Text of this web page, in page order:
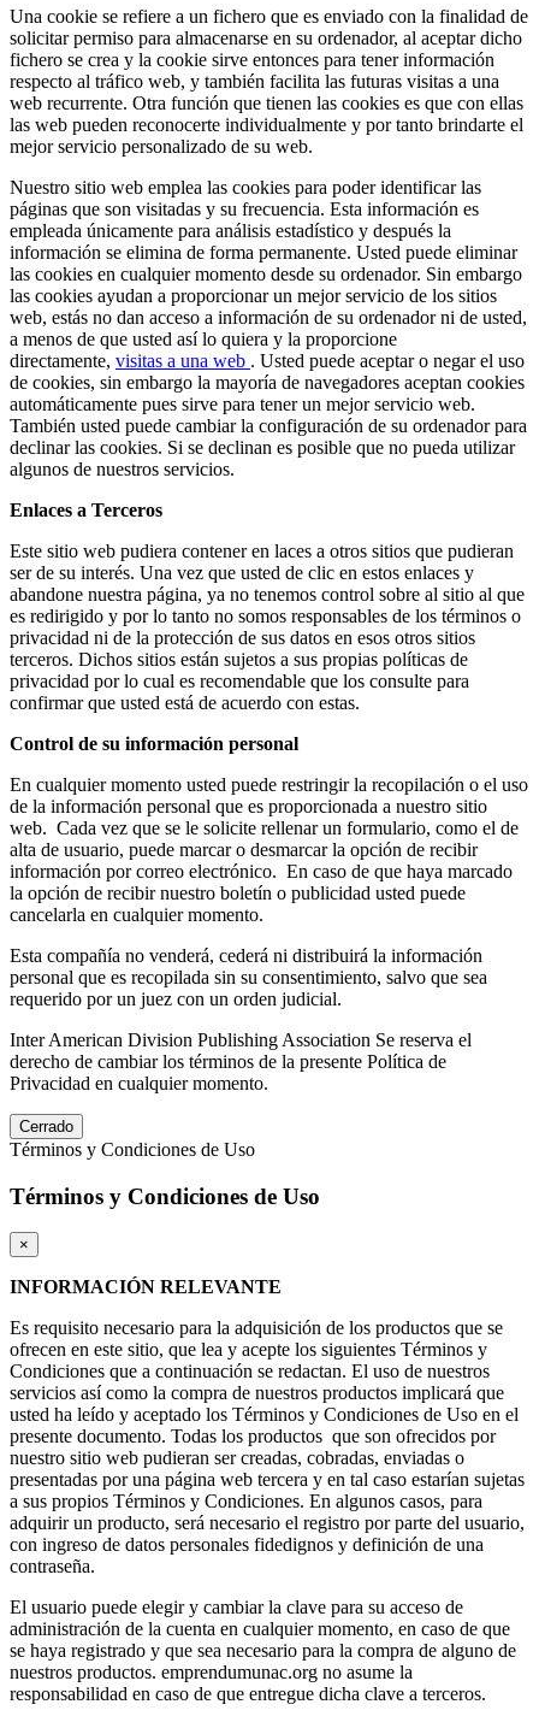
Una cookie se refiere a un fichero que es enviado con la finalidad de
solicitar permiso para almacenarse en su ordenador, al aceptar dicho
fichero se crea y la cookie sirve entonces para tener información
respecto al tráfico web, y también facilita las futuras visitas a una
web recurrente. Otra función que tienen las cookies es que con ellas
las web pueden reconocerte individualmente y por tanto brindarte el
mejor servicio personalizado de su web.
Nuestro sitio web emplea las cookies para poder identificar las
páginas que son visitadas y su frecuencia. Esta información es
empleada únicamente para análisis estadístico y después la
información se elimina de forma permanente. Usted puede eliminar
las cookies en cualquier momento desde su ordenador. Sin embargo
las cookies ayudan a proporcionar un mejor servicio de los sitios
web, estás no dan acceso a información de su ordenador ni de usted,
a menos de que usted así lo quiera y la proporcione
directamente, visitas a una web . Usted puede aceptar o negar el uso
de cookies, sin embargo la mayoría de navegadores aceptan cookies
automáticamente pues sirve para tener un mejor servicio web.
También usted puede cambiar la configuración de su ordenador para
declinar las cookies. Si se declinan es posible que no pueda utilizar
algunos de nuestros servicios.
Enlaces a Terceros
Este sitio web pudiera contener en laces a otros sitios que pudieran
ser de su interés. Una vez que usted de clic en estos enlaces y
abandone nuestra página, ya no tenemos control sobre al sitio al que
es redirigido y por lo tanto no somos responsables de los términos o
privacidad ni de la protección de sus datos en esos otros sitios
terceros. Dichos sitios están sujetos a sus propias políticas de
privacidad por lo cual es recomendable que los consulte para
confirmar que usted está de acuerdo con estas.
Control de su información personal
En cualquier momento usted puede restringir la recopilación o el uso
de la información personal que es proporcionada a nuestro sitio
web. Cada vez que se le solicite rellenar un formulario, como el de
alta de usuario, puede marcar o desmarcar la opción de recibir
información por correo electrónico. En caso de que haya marcado
la opción de recibir nuestro boletín o publicidad usted puede
cancelarla en cualquier momento.
Esta compañía no venderá, cederá ni distribuirá la información
personal que es recopilada sin su consentimiento, salvo que sea
requerido por un juez con un orden judicial.
Inter American Division Publishing Association Se reserva el
derecho de cambiar los términos de la presente Política de
Privacidad en cualquier momento.
Cerrado
Términos y Condiciones de Uso
Términos y Condiciones de Uso
×
INFORMACIÓN RELEVANTE
Es requisito necesario para la adquisición de los productos que se
ofrecen en este sitio, que lea y acepte los siguientes Términos y
Condiciones que a continuación se redactan. El uso de nuestros
servicios así como la compra de nuestros productos implicará que
usted ha leído y aceptado los Términos y Condiciones de Uso en el
presente documento. Todas los productos que son ofrecidos por
nuestro sitio web pudieran ser creadas, cobradas, enviadas o
presentadas por una página web tercera y en tal caso estarían sujetas
a sus propios Términos y Condiciones. En algunos casos, para
adquirir un producto, será necesario el registro por parte del usuario,
con ingreso de datos personales fidedignos y definición de una
contraseña.
El usuario puede elegir y cambiar la clave para su acceso de
administración de la cuenta en cualquier momento, en caso de que
se haya registrado y que sea necesario para la compra de alguno de
nuestros productos. emprendumunac.org no asume la
responsabilidad en caso de que entregue dicha clave a terceros.